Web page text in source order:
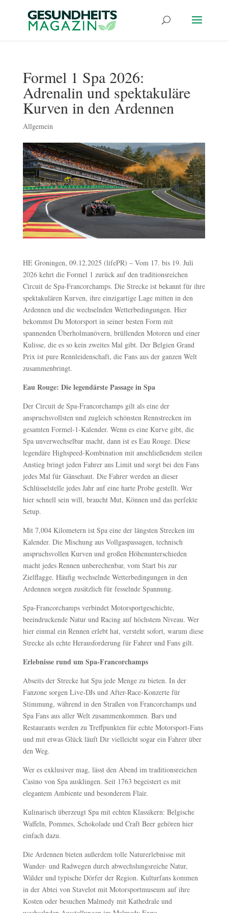
Formel 1 Spa 2026:
Adrenalin und spektakuläre
Kurven in den Ardennen
Allgemein
HE Groningen, 09.12.2025 (lifePR) – Vom 17. bis 19. Juli
2026 kehrt die Formel 1 zurück auf den traditionsreichen
Circuit de Spa-Francorchamps. Die Strecke ist bekannt für ihre
spektakulären Kurven, ihre einzigartige Lage mitten in den
Ardennen und die wechselnden Wetterbedingungen. Hier
bekommst Du Motorsport in seiner besten Form mit
spannenden Überholmanövern, brüllenden Motoren und einer
Kulisse, die es so kein zweites Mal gibt. Der Belgien Grand
Prix ist pure Rennleidenschaft, die Fans aus der ganzen Welt
zusammenbringt.
Eau Rouge: Die legendärste Passage in Spa
Der Circuit de Spa-Francorchamps gilt als eine der
anspruchsvollsten und zugleich schönsten Rennstrecken im
gesamten Formel-1-Kalender. Wenn es eine Kurve gibt, die
Spa unverwechselbar macht, dann ist es Eau Rouge. Diese
legendäre Highspeed-Kombination mit anschließendem steilen
Anstieg bringt jeden Fahrer ans Limit und sorgt bei den Fans
jedes Mal für Gänsehaut. Die Fahrer werden an dieser
Schlüsselstelle jedes Jahr auf eine harte Probe gestellt. Wer
hier schnell sein will, braucht Mut, Können und das perfekte
Setup.
Mit 7,004 Kilometern ist Spa eine der längsten Strecken im
Kalender. Die Mischung aus Vollgaspassagen, technisch
anspruchsvollen Kurven und großen Höhenunterschieden
macht jedes Rennen unberechenbar, vom Start bis zur
Zielflagge. Häufig wechselnde Wetterbedingungen in den
Ardennen sorgen zusätzlich für fesselnde Spannung.
Spa-Francorchamps verbindet Motorsportgeschichte,
beeindruckende Natur und Racing auf höchstem Niveau. Wer
hier einmal ein Rennen erlebt hat, versteht sofort, warum diese
Strecke als echte Herausforderung für Fahrer und Fans gilt.
Erlebnisse rund um Spa-Francorchamps
Abseits der Strecke hat Spa jede Menge zu bieten. In der
Fanzone sorgen Live-DJs und After-Race-Konzerte für
Stimmung, während in den Straßen von Francorchamps und
Spa Fans aus aller Welt zusammenkommen. Bars und
Restaurants werden zu Treffpunkten für echte Motorsport-Fans
und mit etwas Glück läuft Dir vielleicht sogar ein Fahrer über
den Weg.
Wer es exklusiver mag, lässt den Abend im traditionsreichen
Casino von Spa ausklingen. Seit 1763 begeistert es mit
elegantem Ambiente und besonderem Flair.
Kulinarisch überzeugt Spa mit echten Klassikern: Belgische
Waffeln, Pommes, Schokolade und Craft Beer gehören hier
einfach dazu.
Die Ardennen bieten außerdem tolle Naturerlebnisse mit
Wander- und Radwegen durch abwechslungsreiche Natur,
Wälder und typische Dörfer der Region. Kulturfans kommen
in der Abtei von Stavelot mit Motorsportmuseum auf ihre
Kosten oder besuchen Malmedy mit Kathedrale und